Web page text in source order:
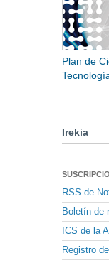
Plan de
Irekia
RSS de
Boletín de
ICS de la
Registro